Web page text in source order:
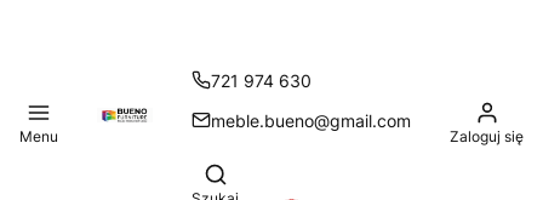
Menu
721 974 630
meble.bueno@gmail.com
Otwórz wyszukiwarkę
Zaloguj się